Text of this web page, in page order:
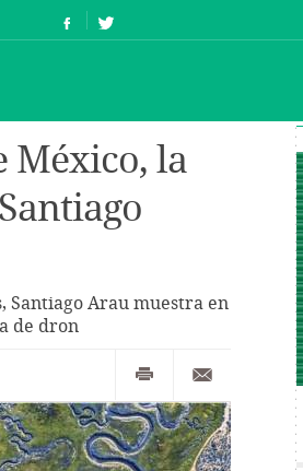
México, la
Santiago Arau muestra en
de dron